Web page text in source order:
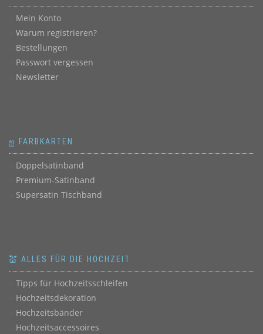
Mein Konto
Warum registrieren?
Bestellungen
Passwort vergessen
Newsletter
ஐ FARBKARTEN
Doppelsatinband
Premium-Satinband
Supersatin Tischband
💒 ALLES FÜR DIE HOCHZEIT
Tipps für Hochzeitsschleifen
Hochzeitsdekoration
Hochzeitsbänder
Hochzeitsaccessoires